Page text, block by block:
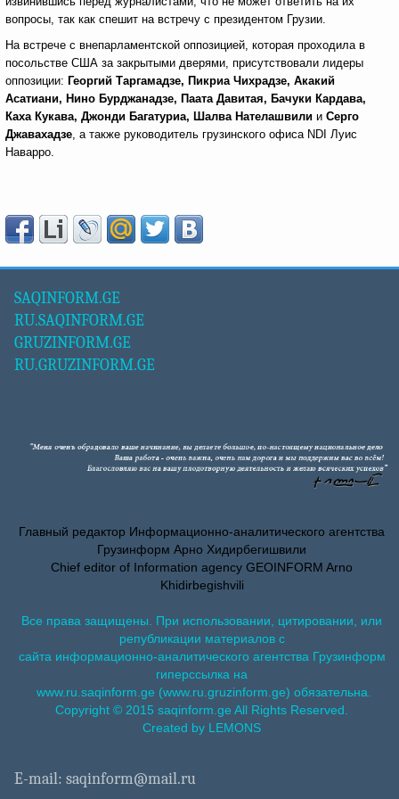
вопросы, так как спешит на встречу с президентом Грузии.
На встрече с внепарламентской оппозицией, которая проходила в
посольстве США за закрытыми дверями, присутствовали лидеры
оппозиции: Георгий Таргамадзе, Пикриа Чихрадзе, Акакий
Асатиани, Нино Бурджанадзе, Паата Давитая, Бачуки Кардава,
Каха Кукава, Джонди Багатуриа, Шалва Нателашвили и Серго
Джавахадзе, а также руководитель грузинского офиса NDI Луис
Наварро.
SAQINFORM.GE
RU.SAQINFORM.GE
GRUZINFORM.GE
RU.GRUZINFORM.GE
Главный редактор Информационно-аналитического агентства
Грузинформ Арно Хидирбегишвили
Chief editor of Information agency GEOINFORM Arno
Khidirbegishvili
Все права защищены. При использовании, цитировании, или
републикации материалов с
сайта информационно-аналитического агентства Грузинформ
гиперссылка на
www.ru.saqinform.ge (www.ru.gruzinform.ge) обязательна.
Copyright © 2015 saqinform.ge All Rights Reserved.
Created by LEMONS
E-mail: saqinform@mail.ru